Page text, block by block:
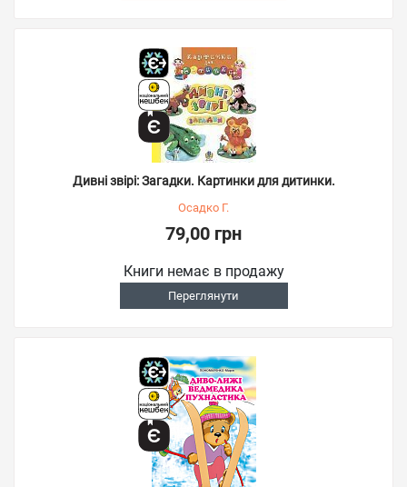
Дивні звірі: Загадки. Картинки для дитинки.
Осадко Г.
79,00 грн
Книги немає в продажу
Переглянути